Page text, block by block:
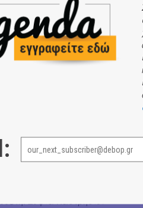
μέσα στη ζεστή
καθώς έξω χιονίζει. Κι ενώ
κι οι λέξεις, οι πόνοι, τα
ο μυστηριώδης θεατής της
Βρισηίδα Σολώμου
Καστάνης
Σοφία Καστρησίου